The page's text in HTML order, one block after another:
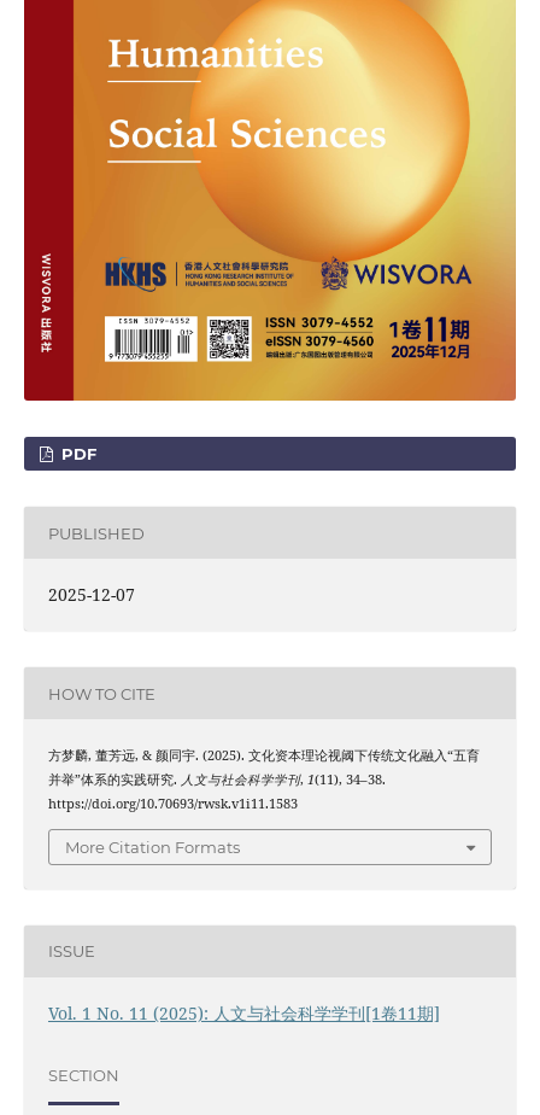
PDF
PUBLISHED
2025-12-07
HOW TO CITE
方梦麟, 董芳远, & 颜同宇. (2025). 文化资本理论视阈下传统文化融入“五育
并举”体系的实践研究. 人文与社会科学学刊, 1(11), 34–38.
https://doi.org/10.70693/rwsk.v1i11.1583
More Citation Formats
ISSUE
Vol. 1 No. 11 (2025): 人文与社会科学学刊[1卷11期]
SECTION